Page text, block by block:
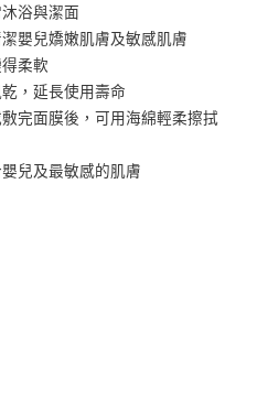
浴與潔面
嬰兒嬌嫩肌膚及敏感肌膚
柔軟
，延長使用壽命
完面膜後，可用海綿輕柔擦拭
兒及最敏感的肌膚